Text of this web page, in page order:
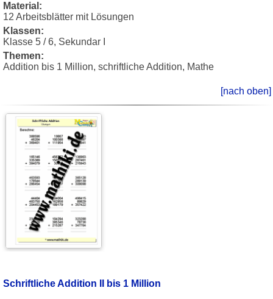
Material:
12 Arbeitsblätter mit Lösungen
Klassen:
Klasse 5 / 6, Sekundar I
Themen:
Addition bis 1 Million, schriftliche Addition, Mathe
[nach oben]
Schriftliche Addition II bis 1 Million